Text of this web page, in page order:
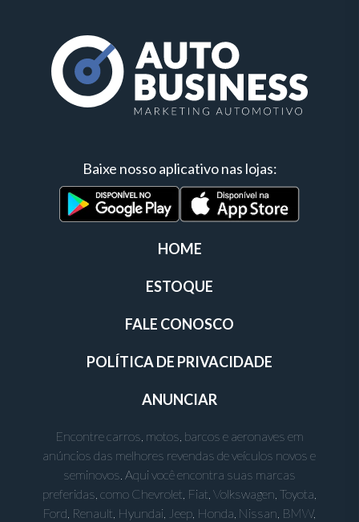
Baixe nosso aplicativo nas lojas:
HOME
ESTOQUE
FALE CONOSCO
POLÍTICA DE PRIVACIDADE
ANUNCIAR
Encontre carros, motos, barcos e aeronaves em
anúncios das melhores revendas de veículos novos e
seminovos. Aqui você encontra suas marcas
preferidas, como Chevrolet, Fiat, Volkswagen, Toyota,
Ford, Renault, Hyundai, Jeep, Honda, Nissan, BMW,